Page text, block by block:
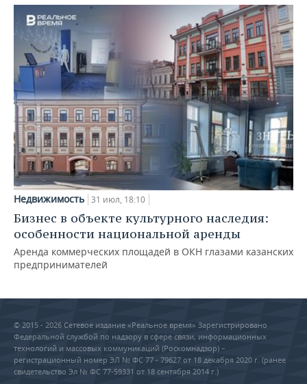
Недвижимость 31 июл, 18:10
Бизнес в объекте культурного наследия:
особенности национальной аренды
Аренда коммерческих площадей в ОКН глазами казанских
предпринимателей
© 2015 - 2026 Сетевое издание «Реальное время» Зарегистрировано
Федеральной службой по надзору в сфере связи, информационных
технологий и массовых коммуникаций (Роскомнадзор) –
регистрационный номер ЭЛ № ФС 77 - 79627 от 18 декабря 2020 г. (ранее
свидетельство Эл № ФС 77-59331 от 18 сентября 2014 г.)